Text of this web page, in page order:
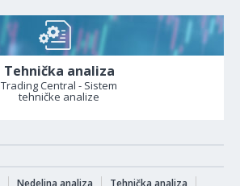
Tehnička analiza
Trading Central - Sistem
tehničke analize
Nedeljna analiza Tehnička analiza